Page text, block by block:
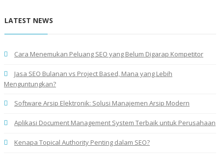
LATEST NEWS
Cara Menemukan Peluang SEO yang Belum Digarap Kompetitor
Jasa SEO Bulanan vs Project Based, Mana yang Lebih
Menguntungkan?
Software Arsip Elektronik: Solusi Manajemen Arsip Modern
Aplikasi Document Management System Terbaik untuk Perusahaan
Kenapa Topical Authority Penting dalam SEO?